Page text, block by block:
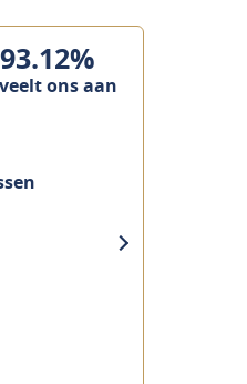
93.12%
ons aan
next